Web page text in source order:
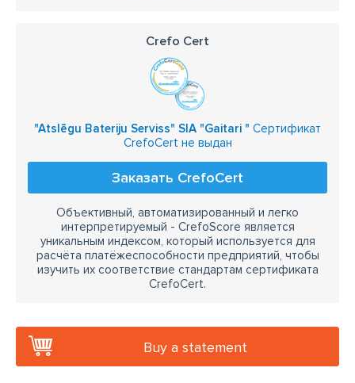
Crefo Cert
"Atslēgu Bateriju Serviss" SIA "Gaitari " Сертификат
CrefoCert не выдан
Заказать CrefoCert
Объективный, автоматизированный и легко
интерпретируемый - CrefoScore является
уникальным индексом, который используется для
расчёта платёжеспособности предприятий, чтобы
изучить их соответствие стандартам сертификата
CrefoCert.
Buy a statement